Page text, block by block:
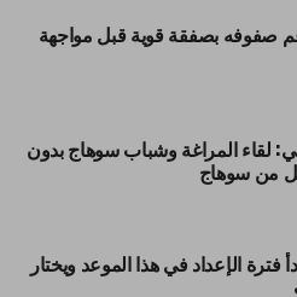
صفوفه بصفقة قوية قبل مواجهة
لقاء المراغة وشباب سوهاج بدون
من سوهاج
فترة الإعداد في هذا الموعد ويختار